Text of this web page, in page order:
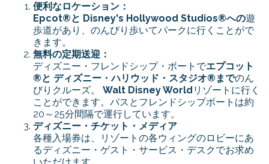
便利なロケーション：
Epcot®と Disney's Hollywood Studios®への遊
歩道があり、のんびり歩いてパークに行くことがで
きます。
無料の定期送迎：
ディズニー・フレンドシップ・ボートでエプコット
®と ディズニー・ハリウッド・スタジオ®までのん
びりクルーズ。 Walt Disney World リゾートに行く
ことができます。バスとフレンドシップボートは約
20～25分間隔で運行しています。
ディズニー・チケット・メディア
各種入場券は、リゾートの各ウィングのロビーにあ
るディズニー・ゲスト・サービス・デスクでお求め